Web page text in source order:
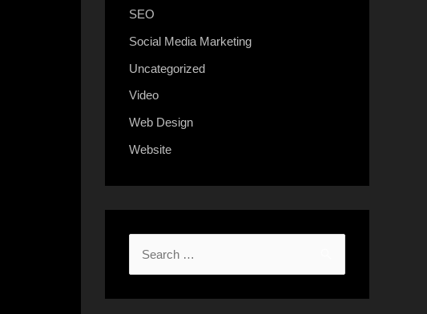
SEO
Social Media Marketing
Uncategorized
Video
Web Design
Website